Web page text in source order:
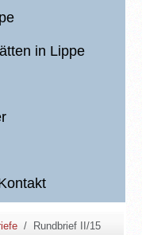
in Lippe
Rundbrief II/15